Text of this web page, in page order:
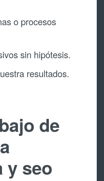
o procesos
sin hipótesis.
resultados.
de
y seo